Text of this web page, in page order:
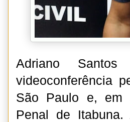
Adriano
videoconferência
São Paulo e, em
Penal de